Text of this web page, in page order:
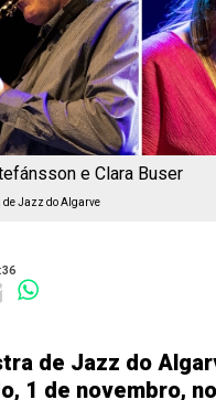
e Clara Buser
de Jazz do Algarve
de Jazz do
1 de novembro,